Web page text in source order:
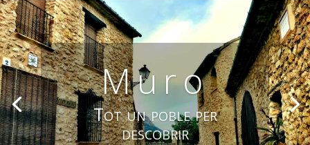
Muro
Tot un poble per
descobrir